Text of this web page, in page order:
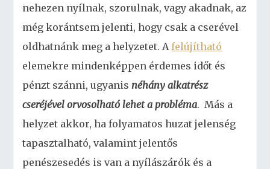
nehezen nyílnak, szorulnak, vagy akadnak, az
még korántsem jelenti, hogy csak a cserével
oldhatnánk meg a helyzetet. Afelújítható
elemekre mindenképpen érdemes időt és
pénzt szánni, ugyanisnéhány alkatrész
cseréjével orvosolható lehet a probléma. Más a
helyzet akkor, ha folyamatos huzat jelenség
tapasztalható, valamint jelentős
penészesedés is van a nyílászárók és a